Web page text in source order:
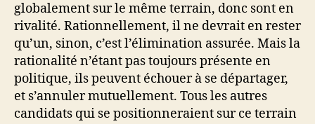
globalement sur le même terrain, donc sont en
rivalité. Rationnellement, il ne devrait en rester
qu’un, sinon, c’est l’élimination assurée. Mais la
rationalité n’étant pas toujours présente en
politique, ils peuvent échouer à se départager,
et s’annuler mutuellement. Tous les autres
candidats qui se positionneraient sur ce terrain